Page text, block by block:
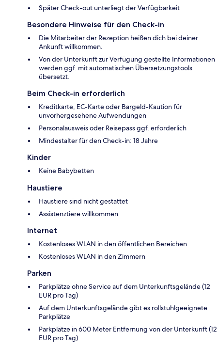
Später Check-out unterliegt der Verfügbarkeit
Besondere Hinweise für den Check-in
Die Mitarbeiter der Rezeption heißen dich bei deiner
Ankunft willkommen.
Von der Unterkunft zur Verfügung gestellte Informationen
werden ggf. mit automatischen Übersetzungstools
übersetzt.
Beim Check-in erforderlich
Kreditkarte, EC-Karte oder Bargeld-Kaution für
unvorhergesehene Aufwendungen
Personalausweis oder Reisepass ggf. erforderlich
Mindestalter für den Check-in: 18 Jahre
Kinder
Keine Babybetten
Haustiere
Haustiere sind nicht gestattet
Assistenztiere willkommen
Internet
Kostenloses WLAN in den öffentlichen Bereichen
Kostenloses WLAN in den Zimmern
Parken
Parkplätze ohne Service auf dem Unterkunftsgelände (12
EUR pro Tag)
Auf dem Unterkunftsgelände gibt es rollstuhlgeeignete
Parkplätze
Parkplätze in 600 Meter Entfernung von der Unterkunft (12
EUR pro Tag)